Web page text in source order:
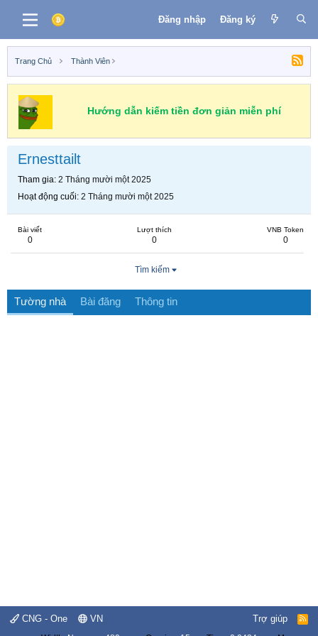
Đăng nhập Đăng ký
Trang Chủ Thành Viên
Hướng dẫn kiếm tiền đơn giản miễn phí
Ernesttailt
Tham gia 2 Tháng mười một 2025
Hoạt động cuối 2 Tháng mười một 2025
Bài viết
0
Lượt thích
0
VNB Token
0
Tìm kiếm
Tường nhà Bài đăng Thông tin
CNG - One VN Trợ giúp
R